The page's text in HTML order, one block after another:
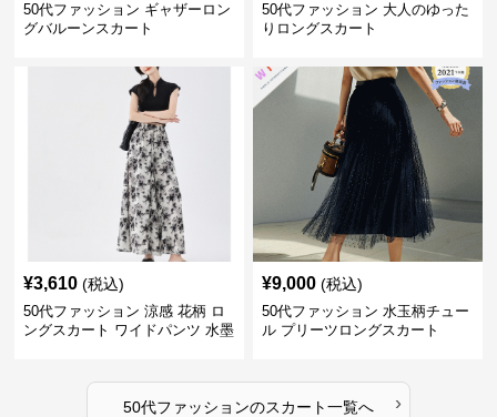
50代ファッション ギャザーロン
グバルーンスカート
50代ファッション 大人のゆった
りロングスカート
¥3,610 (税込)
50代ファッション 涼感 花柄 ロ
ングスカート ワイドパンツ 水墨
¥9,000 (税込)
50代ファッション 水玉柄チュー
ル プリーツロングスカート
50代ファッションのスカート一覧へ ›